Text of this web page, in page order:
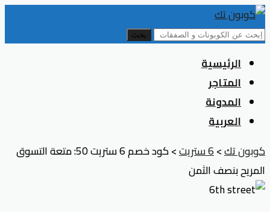
بحث
Skip
content
الرئيسية
المتاجر
المدونة
العربية
كوبون تك>6 ستريت >
كود خصم 6 ستريت 50: متعة التسوق
المريح بنصف الثمن